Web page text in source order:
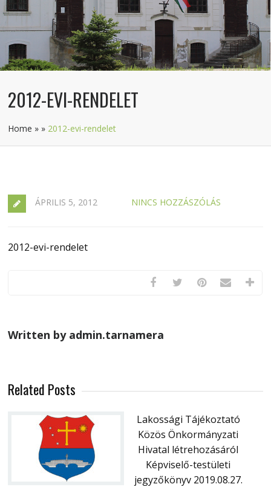
2012-EVI-RENDELET
Home » » 2012-evi-rendelet
ÁPRILIS 5, 2012 NINCS HOZZÁSZÓLÁS
2012-evi-rendelet
Written by admin.tarnamera
Related Posts
Lakossági Tájékoztató
Közös Önkormányzati
Hivatal létrehozásáról
Képviselő-testületi
jegyzőkönyv 2019.08.27.